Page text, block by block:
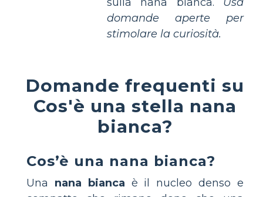
domande aperte per
stimolare la curiosità.
Domande frequenti su
Cos'è una stella nana
bianca?
Cos’è una nana bianca?
Una nana bianca è il nucleo denso e